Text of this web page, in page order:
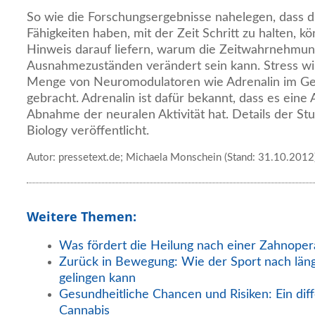
So wie die Forschungsergebnisse nahelegen, dass
Fähigkeiten haben, mit der Zeit Schritt zu halten,
Hinweis darauf liefern, warum die
Ausnahmezuständen verändert sein kann. Stress
Menge von Neuromodulatoren wie Adrenalin im
gebracht. Adrenalin ist dafür bekannt, dass es eine
Abnahme der neuralen Aktivität hat. Details der
Biology veröffentlicht.
Autor: pressetext.de; Michaela Monschein (Stand:
Weitere Themen:
Was fördert die Heilung nach einer
Zurück in Bewegung: Wie der Sport nach
gelingen kann
Gesundheitliche Chancen und Risiken: Ein
Cannabis